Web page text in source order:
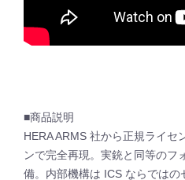
■商品説明
HERA ARMS 社から正規ライセ
ンで完全再現。実銃と同等のフ
備。内部機構は ICS ならでは